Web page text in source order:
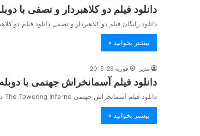
دانلود فیلم دو کلاهبردار و نصفی با
دانلود رایگان فیلم دو کلاهبردار و نصفی دانلود فیلم دو
بیشتر بخوانید »
مدیر فوریه 28, 2015
دانلود فیلم آسمانخراش جهنمی با
دانلود فیلم آسمانخراش جهنمی The Towering Inferno دانلود رایگان فیلم آسمانخراش جهنمی دانلود فیلم آسمانخراش جهنمی با دوبله فارسی
بیشتر بخوانید »